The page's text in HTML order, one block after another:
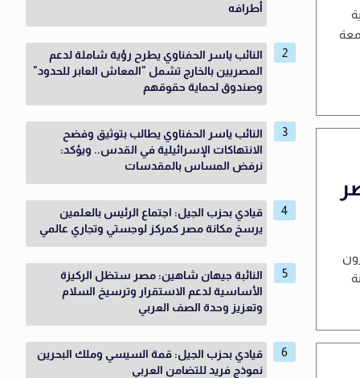
أطرافه
النائب ياسر الحفناوي يطرح رؤية شاملة لدعم
المصريين بالخارج تشمل "المعاش العابر للحدود"
وصندوق لحماية حقوقهم
النائب ياسر الحفناوي يطالب بتوثيق وفضح
الانتهاكات الإسرائيلية في القدس.. ويؤكد:
نرفض المساس بالمقدسات
قيادي بحزب الجيل: اجتماع الرئيس بالعلمين
يرسخ مكانة مصر كمركز لوجستي وتجاري عالمي
النائبة جيهان شاهين: مصر ستظل الركيزة
الأساسية لدعم الاستقرار وترسيخ السلام
وتعزيز وحدة الصف العربي
قيادي بحزب الجيل: قمة السيسي وملك البحرين
نموذج فريد للتضامن العربي